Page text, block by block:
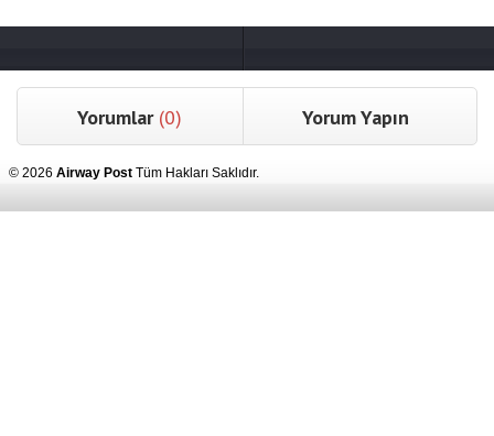
Yorumlar (0) Yorum Yapın
© 2026 Airway Post Tüm Hakları Saklıdır.